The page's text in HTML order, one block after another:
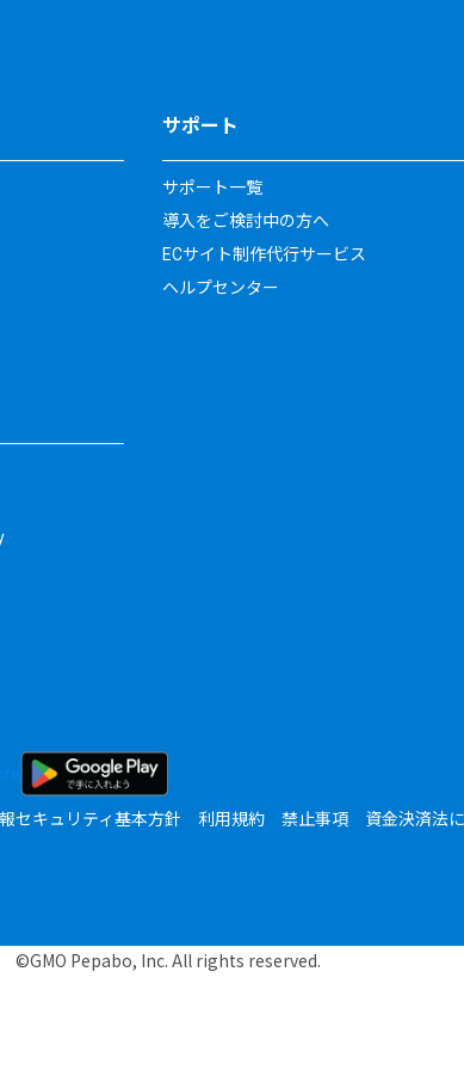
サポート
サポート一覧
導入をご検討中の方へ
ECサイト制作代行サービス
ヘルプセンター
セキュリティ基本方針 利用規約 禁止事項 資金決済法
©GMO Pepabo, Inc. All rights reserved.